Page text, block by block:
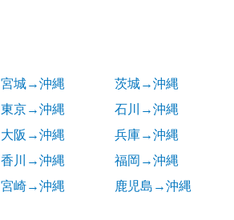
宮城→沖縄
茨城→沖縄
東京→沖縄
石川→沖縄
大阪→沖縄
兵庫→沖縄
香川→沖縄
福岡→沖縄
宮崎→沖縄
鹿児島→沖縄